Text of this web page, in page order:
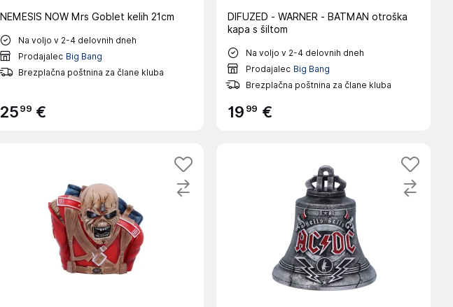
NEMESIS NOW Mrs Goblet kelih 21cm
Na voljo v 2-4 delovnih dneh
Prodajalec Big Bang
Brezplačna poštnina za člane kluba
2599 €
DIFUZED - WARNER - BATMAN otroška
kapa s šiltom
Na voljo v 2-4 delovnih dneh
Prodajalec Big Bang
Brezplačna poštnina za člane kluba
19 99 €